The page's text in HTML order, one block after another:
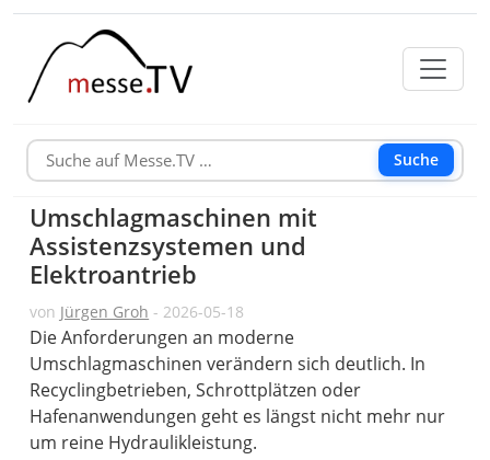
Suche
Umschlagmaschinen mit
Assistenzsystemen und
Elektroantrieb
von Jürgen Groh - 2026-05-18
Die Anforderungen an moderne
Umschlagmaschinen verändern sich deutlich. In
Recyclingbetrieben, Schrottplätzen oder
Hafenanwendungen geht es längst nicht mehr nur
um reine Hydraulikleistung.